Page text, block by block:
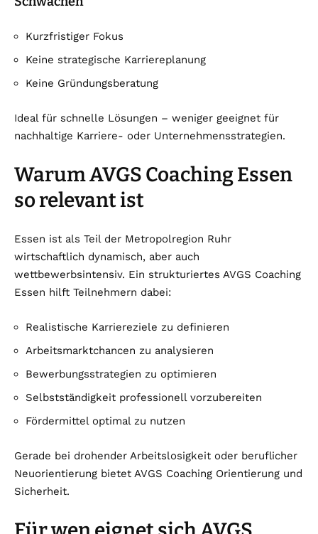
Kurzfristiger Fokus
Keine strategische Karriereplanung
Keine Gründungsberatung
Ideal für schnelle Lösungen – weniger geeignet für
nachhaltige Karriere- oder Unternehmensstrategien.
Warum AVGS Coaching Essen
so relevant ist
Essen ist als Teil der Metropolregion Ruhr
wirtschaftlich dynamisch, aber auch
wettbewerbsintensiv. Ein strukturiertes AVGS Coaching
Essen hilft Teilnehmern dabei:
Realistische Karriereziele zu definieren
Arbeitsmarktchancen zu analysieren
Bewerbungsstrategien zu optimieren
Selbstständigkeit professionell vorzubereiten
Fördermittel optimal zu nutzen
Gerade bei drohender Arbeitslosigkeit oder beruflicher
Neuorientierung bietet AVGS Coaching Orientierung und
Sicherheit.